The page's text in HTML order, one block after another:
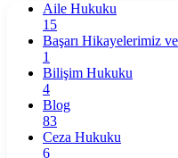
Aile Hukuku
15
Başarı Hikayelerimiz
1
Bilişim Hukuku
4
Blog
83
Ceza Hukuku
6